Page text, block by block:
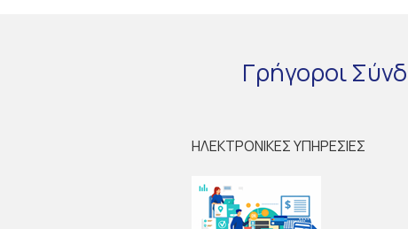
Γρήγοροι
ΗΛΕΚΤΡΟΝΙΚΕΣ ΥΠΗΡΕΣΙΕΣ